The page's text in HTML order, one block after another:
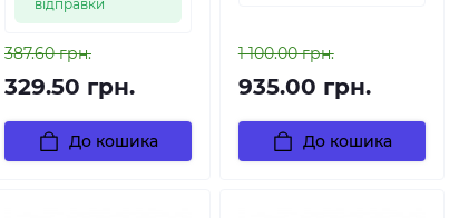
відправки
387.60 грн.
329.50 грн.
До кошика
1 100.00 грн.
935.00 грн.
До кошика